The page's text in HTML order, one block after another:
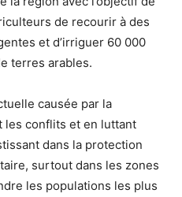
de recourir à des
et d’irriguer 60 000
terres arables.
causée par la
les conflits et en luttant
dans la protection
surtout dans les zones
les populations les plus